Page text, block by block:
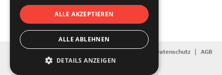
Kontakt|Impressum Datenschutz| AGB
ALLE AKZEPTIEREN
ALLE ABLEHNEN
DETAILS ANZEIGEN